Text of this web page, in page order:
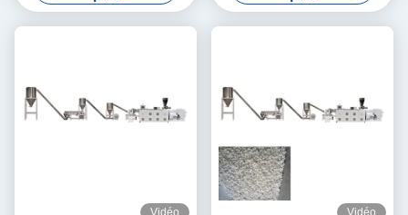
eau de rinçage des brins de
pelletizing ligne
Vidéo Vidéo